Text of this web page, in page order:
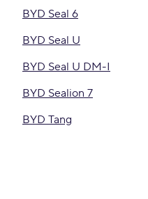
BYD Seal 6
BYD Seal U
BYD Seal U DM-I
BYD Sealion 7
BYD Tang